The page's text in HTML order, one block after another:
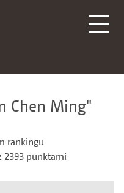
Chen Ming
rankingu
2393 punktami